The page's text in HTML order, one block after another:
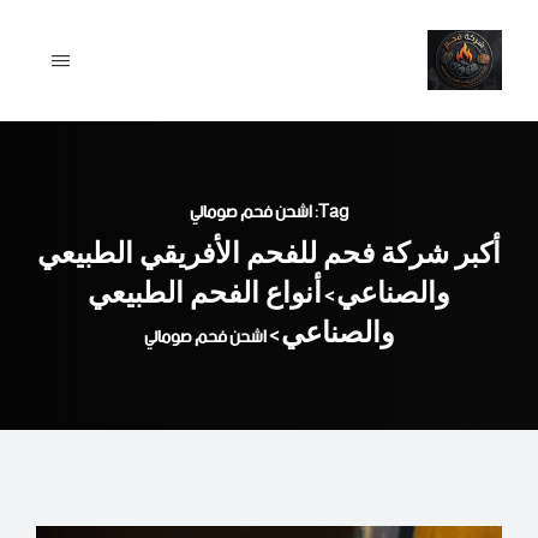
content
Tag: اشحن فحم صومالي
أكبر شركة فحم للفحم الأفريقي الطبيعي
والصناعي>أنواع الفحم الطبيعي
والصناعي>اشحن فحم صومالي